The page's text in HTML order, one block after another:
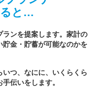
ると…
ランを提案します。家計の
金・貯蓄が可能なのかを
つ、なにに、いくらくら
伝いをします。